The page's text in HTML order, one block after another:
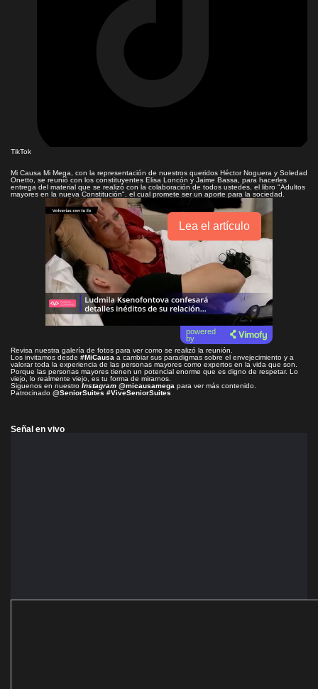
TikTok
Mi Causa Mi Mega, con la representación de nuestros queridos Héctor Noguera y Soledad
Onetto, se reunió con los constituyentes Elisa Loncón y Jaime Bassa, para hacerles
entrega del material que se realizó con la colaboración de todos ustedes, el libro "Adultos
mayores en la nueva Constitución", el cual promete ser un aporte para la sociedad.
Lea el artículo
powered
by
Revisa nuestra galería de fotos para ver como se realizó la reunión.
Los invitamos desde #MiCausa a cambiar sus paradigmas sobre el envejecimiento y a
valorar toda la experiencia de las personas mayores como expertos en la vida que son.
Porque las personas mayores tienen un potencial enorme que es digno de respetar. Lo
viejo, lo realmente viejo, es tu forma de mirarnos.
Siguenos en nuestro Instagram @micausamega para ver más contenido.
Patrocinado @SeniorSuites #ViveSeniorSuites
Señal en vivo